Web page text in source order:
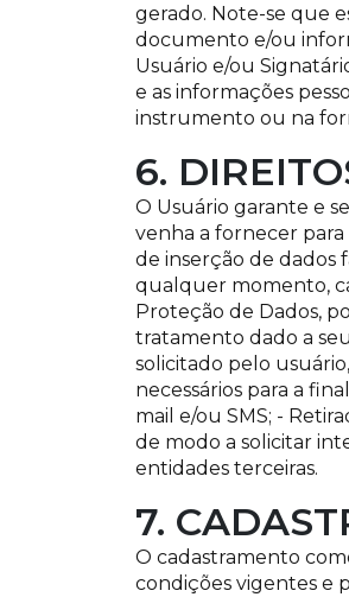
gerado. Note-se que
documento e/ou
Usuário e/ou
e as informações
instrumento ou na
6.
O Usuário garante e
venha a fornecer
de inserção de dados
qualquer momento,
Proteção de Dados,
tratamento dado a
solicitado pelo
necessários para a
mail e/ou SMS; -
de modo a solicitar
entidades terceiras.
7.
O cadastramento
condições vigentes e